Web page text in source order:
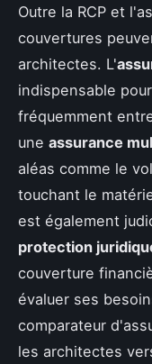
Outre la RCP et
couvertures
architectes. L'
indispensable
fréquemment
une assurance
aléas comme le
touchant le
est également
protection
couverture
évaluer ses
comparateur
les architectes